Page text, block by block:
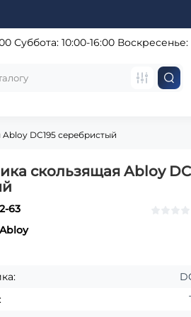
Суббота: 10:00-16:00Воскресенье:
DC195 серебристый
скользящая Abloy
63
Abloy